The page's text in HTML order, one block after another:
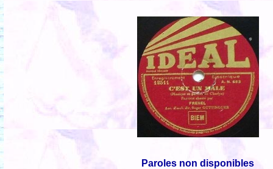
Paroles non disponibles